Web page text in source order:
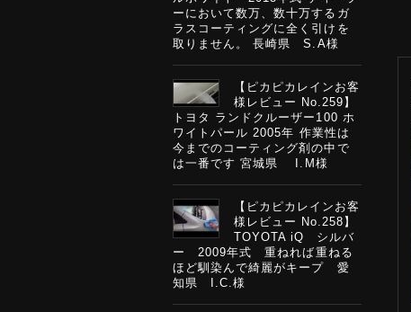
ーにおいて数万、数十万するガ
ラスコーティングに全く引けを
取りません。 長崎県 S.A様
【ピカピカレインお客
様レビュー No.259】
トヨタ ランドクルーザー100 ホ
ワイトパール 2005年 作業性は
今までのコーティング剤の中で
は一番です 宮城県 I.M様
【ピカピカレインお客
様レビュー No.258】
TOYOTA iQ シルバ
ー 2009年式 重ねれば重ねる
ほど馴染んで綺麗がキープ 愛
知県 I.C.様